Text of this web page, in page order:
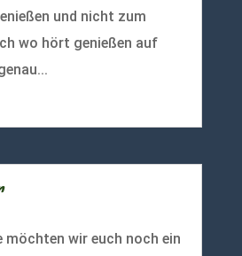
und nicht zum
wo hört genießen auf
möchten wir euch noch ein